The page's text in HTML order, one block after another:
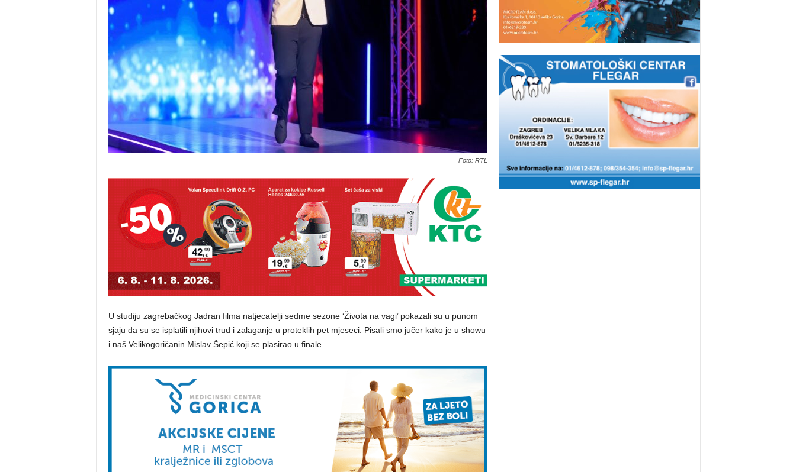
Foto: RTL
U studiju zagrebačkog Jadran filma natjecatelji sedme sezone ‘Života na vagi’ pokazali su u punom
sjaju da su se isplatili njihovi trud i zalaganje u proteklih pet mjeseci. Pisali smo jučer kako je u showu
i naš Velikogoričanin Mislav Šepić koji se plasirao u finale.